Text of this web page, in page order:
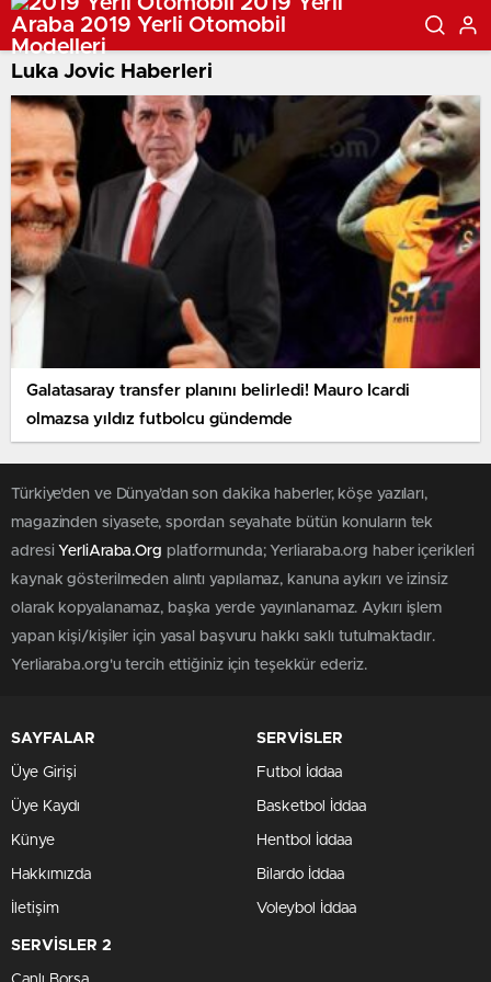
Luka Jovic Haberleri
Galatasaray transfer planını belirledi! Mauro Icardi
olmazsa yıldız futbolcu gündemde
Türkiye'den ve Dünya’dan son dakika haberler, köşe yazıları,
magazinden siyasete, spordan seyahate bütün konuların tek
adresi YerliAraba.Org platformunda; Yerliaraba.org haber içerikleri
kaynak gösterilmeden alıntı yapılamaz, kanuna aykırı ve izinsiz
olarak kopyalanamaz, başka yerde yayınlanamaz. Aykırı işlem
yapan kişi/kişiler için yasal başvuru hakkı saklı tutulmaktadır.
Yerliaraba.org'u tercih ettiğiniz için teşekkür ederiz.
SAYFALAR
Üye Girişi
Üye Kaydı
Künye
Hakkımızda
İletişim
SERVİSLER
Futbol İddaa
Basketbol İddaa
Hentbol İddaa
Bilardo İddaa
Voleybol İddaa
SERVİSLER 2